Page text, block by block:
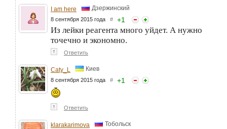
I am here Дзержинский
8 сентября 2015 года # +1
Из лейки реагента много уйдет. А нужно
точечно и экономно.
↑ Ответить
Caty_L Киев
8 сентября 2015 года # +1
↑ Ответить
klarakarimova Тобольск